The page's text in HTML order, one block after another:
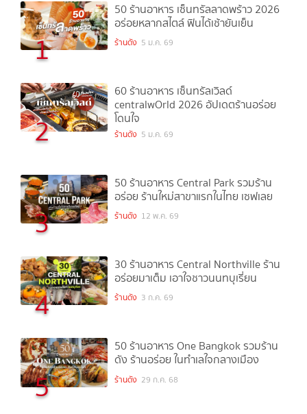
1
50 ร้านอาหาร เซ็นทรัลลาดพร้าว 2026
อร่อยหลากสไตล์ ฟินได้เช้ายันเย็น
ร้านดัง 5 ม.ค. 69
2
60 ร้านอาหาร เซ็นทรัลเวิลด์
centralwOrld 2026 อัปเดตร้านอร่อย
โดนใจ
ร้านดัง 5 ม.ค. 69
3
50 ร้านอาหาร Central Park รวมร้าน
อร่อย ร้านใหม่สาขาแรกในไทย เซฟเลย
ร้านดัง 12 พ.ค. 69
4
30 ร้านอาหาร Central Northville ร้าน
อร่อยมาเต็ม เอาใจชาวนนทบุเรี่ยน
ร้านดัง 3 ก.ค. 69
5
50 ร้านอาหาร One Bangkok รวมร้าน
ดัง ร้านอร่อย ในทำเลใจกลางเมือง
ร้านดัง 29 ก.ค. 68